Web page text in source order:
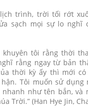
trình, trời tối rớt
sạch mọi sự lo nghĩ
khuyên tôi rằng thời
rằng ngay từ bản
thời kỳ ấy thì mới
Tôi muốn sử dụng
như tên bắn, và
Trời.” (Han Hye Jin,